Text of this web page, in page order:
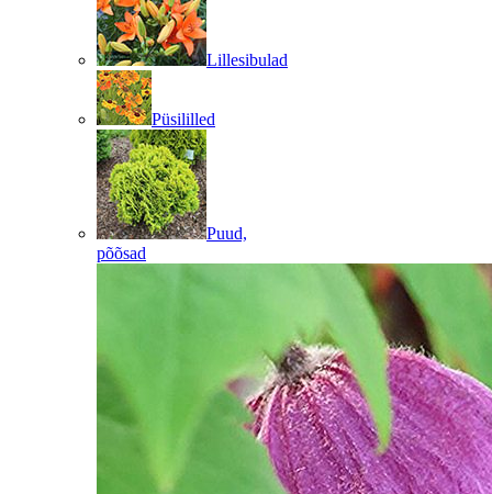
Lillesibulad
Püsililled
Puud,
põõsad